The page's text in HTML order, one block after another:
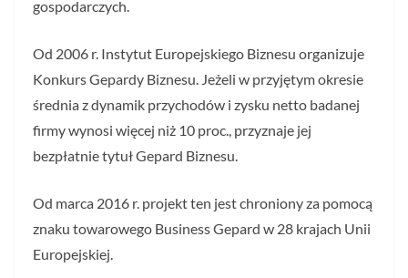
gospodarczych.
Od 2006 r. Instytut Europejskiego Biznesu organizuje
Konkurs Gepardy Biznesu. Jeżeli w przyjętym okresie
średnia z dynamik przychodów i zysku netto badanej
firmy wynosi więcej niż 10 proc., przyznaje jej
bezpłatnie tytuł Gepard Biznesu.
Od marca 2016 r. projekt ten jest chroniony za pomocą
znaku towarowego Business Gepard w 28 krajach Unii
Europejskiej.